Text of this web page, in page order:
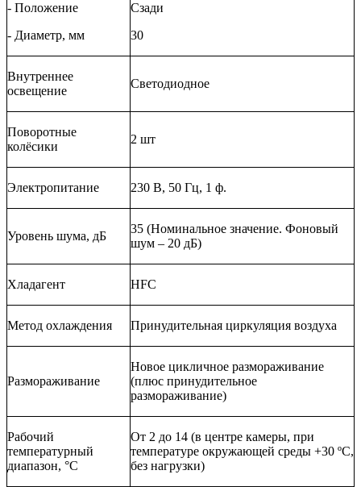
- Положение
- Диаметр, мм
Сзади
30
Внутреннее
освещение
Светодиодное
Поворотные
колёсики
2 шт
Электропитание 230 В, 50 Гц, 1 ф.
Уровень шума, дБ
35 (Номинальное значение. Фоновый
шум – 20 дБ)
Хладагент HFC
Метод охлаждения Принудительная циркуляция воздуха
Размораживание
Новое цикличное размораживание
(плюс принудительное
размораживание)
Рабочий
температурный
диапазон, °C
От 2 до 14 (в центре камеры, при
температуре окружающей среды +30 ºC,
без нагрузки)